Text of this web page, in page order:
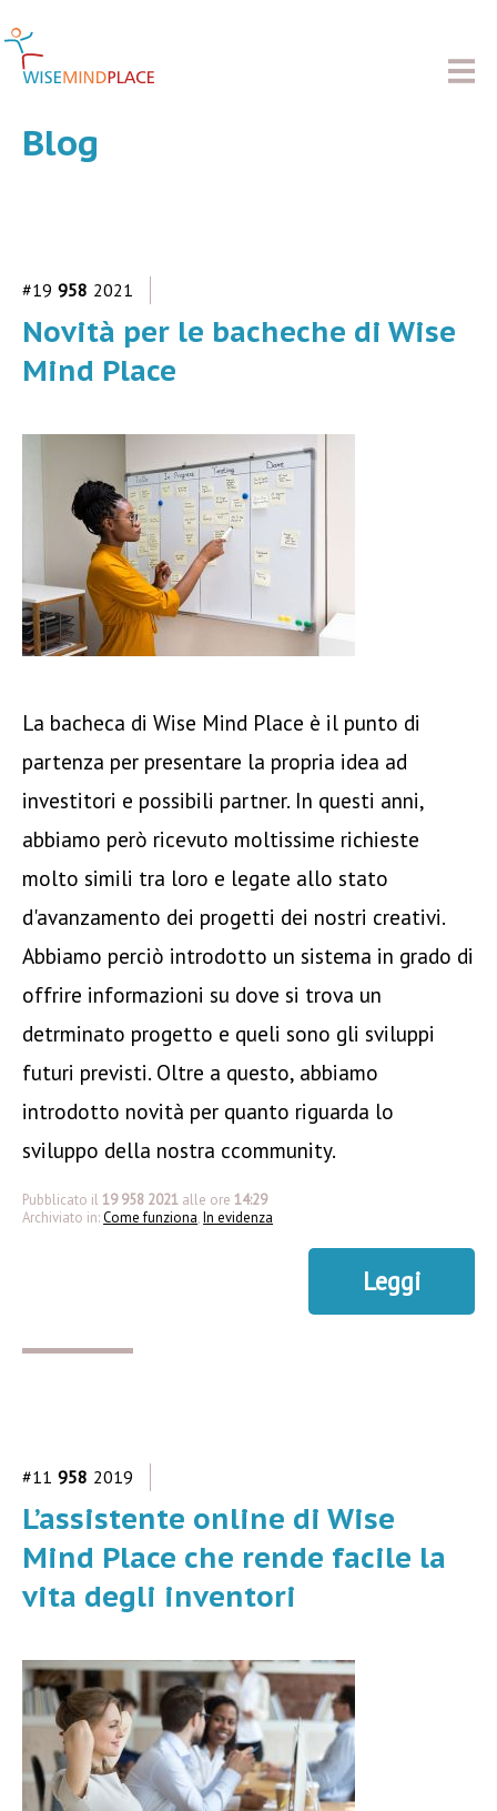
Blog
#19 958 2021
Novità per le bacheche di Wise
Mind Place
La bacheca di Wise Mind Place è il punto di
partenza per presentare la propria idea ad
investitori e possibili partner. In questi anni,
abbiamo però ricevuto moltissime richieste
molto simili tra loro e legate allo stato
d'avanzamento dei progetti dei nostri creativi.
Abbiamo perciò introdotto un sistema in grado di
offrire informazioni su dove si trova un
detrminato progetto e queli sono gli sviluppi
futuri previsti. Oltre a questo, abbiamo
introdotto novità per quanto riguarda lo
sviluppo della nostra ccommunity.
Pubblicato il 19 958 2021 alle ore 14:29
Archiviato in:Come funziona,In evidenza
Leggi
#11 958 2019
L’assistente online di Wise
Mind Place che rende facile la
vita degli inventori